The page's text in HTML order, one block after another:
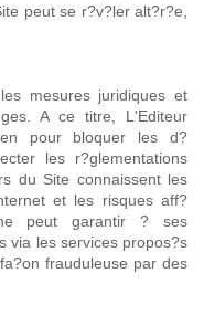
peut se r?v?ler alt?r?e,
mesures juridiques et
A ce titre, L'Editeur
pour bloquer les d?
les r?glementations
du Site connaissent les
et les risques aff?
peut garantir ? ses
via les services propos?s
frauduleuse par des